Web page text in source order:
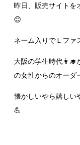
昨日、販売サイトを
😊
ネーム入りでＬファ
大阪の学生時代👩‍🎓
の女性からのオーダ
懐かしいやら嬉しい
💪